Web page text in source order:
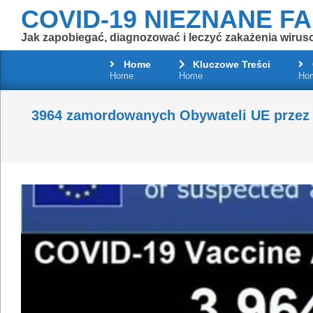
content
COVID-19 NIEZNANE
Jak zapobiegać, diagnozować i leczyć zakażenia
Home
Home
Kluczowe Treści
Home
3964 zamordowanych Obywateli UE